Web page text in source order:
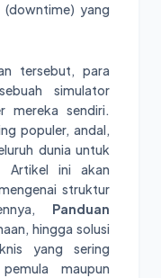
yang
tersebut, para
simulator
mereka sendiri.
populer, andal,
dunia untuk
Artikel ini akan
struktur
Panduan
hingga solusi
yang sering
maupun